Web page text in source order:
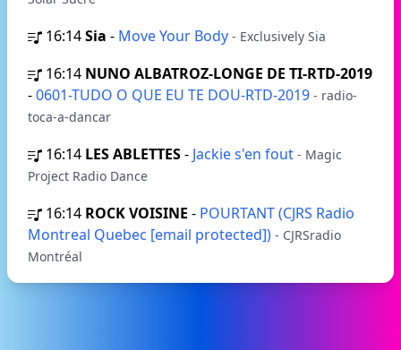
16:14Sia - Move Your Body - Exclusively Sia
16:14 NUNO ALBATROZ-LONGE DE TI-RTD-2019
-0601-TUDO O QUE EU TE DOU-RTD-2019 - radio-
toca-a-dancar
16:14 LES ABLETTES- Jackie s'en fout - Magic
Project Radio Dance
16:14 ROCK VOISINE - POURTANT (CJRS Radio
Montreal Quebec [email protected]) - CJRSradio
Montréal